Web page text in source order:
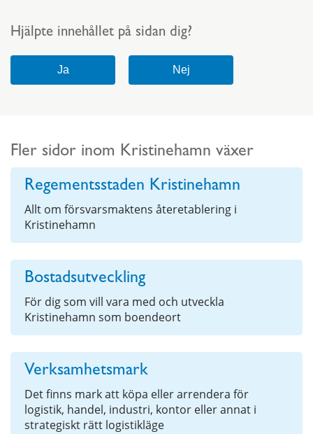
Hjälpte innehållet på sidan dig?
Fler sidor inom Kristinehamn växer
Regementsstaden Kristinehamn
Allt om försvarsmaktens återetablering i
Kristinehamn
Bostadsutveckling
För dig som vill vara med och utveckla
Kristinehamn som boendeort
Verksamhetsmark
Det finns mark att köpa eller arrendera för
logistik, handel, industri, kontor eller annat i
strategiskt rätt logistikläge